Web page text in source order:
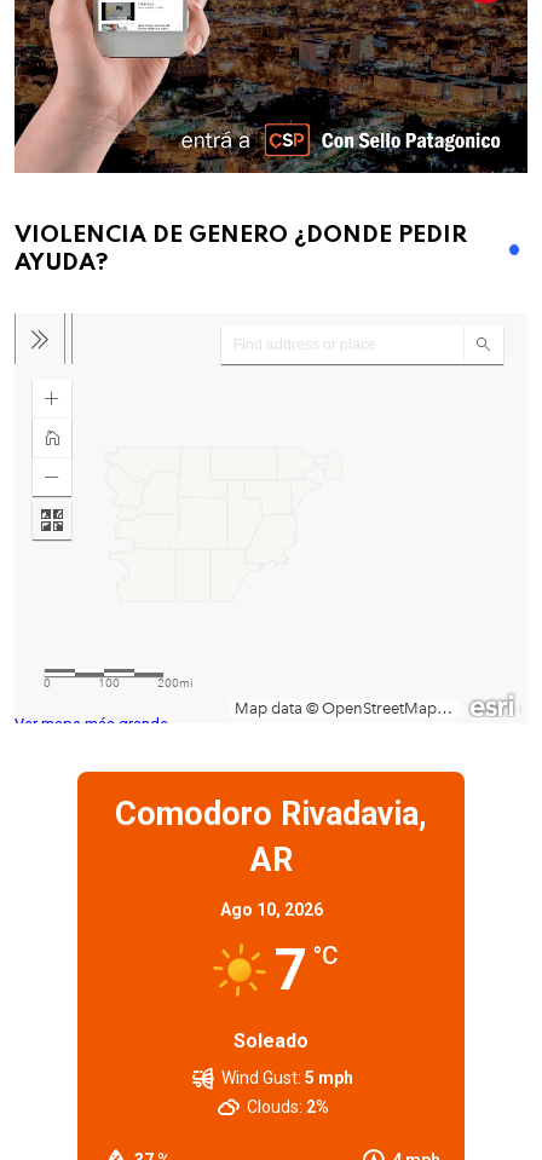
VIOLENCIA DE GENERO ¿DONDE PEDIR
AYUDA?
Ver mapa más grande
Comodoro Rivadavia,
AR
Ago 10, 2026
7 °C
Soleado
Wind Gust: 5 mph
Clouds: 2%